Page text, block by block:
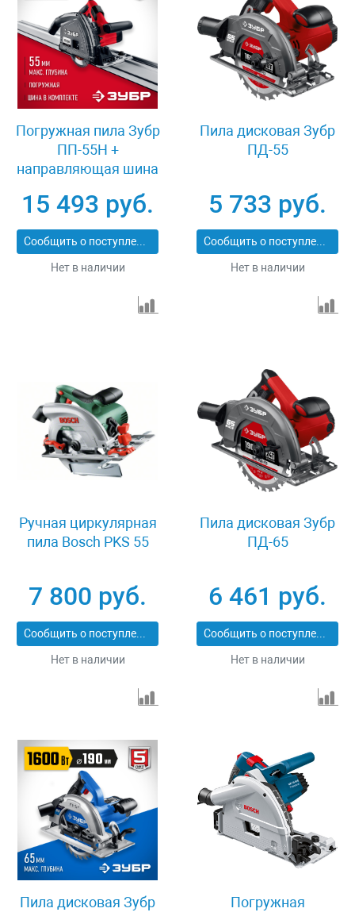
Погружная пила Зубр
ПП-55Н +
направляющая шина
15 493 руб.
Сообщить о поступлении
Нет в наличии
Пила дисковая Зубр
ПД-55
5 733 руб.
Сообщить о поступлении
Нет в наличии
Ручная циркулярная
пила Bosch PKS 55
7 800 руб.
Сообщить о поступлении
Нет в наличии
Пила дисковая Зубр
ПД-65
6 461 руб.
Сообщить о поступлении
Нет в наличии
Пила дисковая Зубр
Погружная